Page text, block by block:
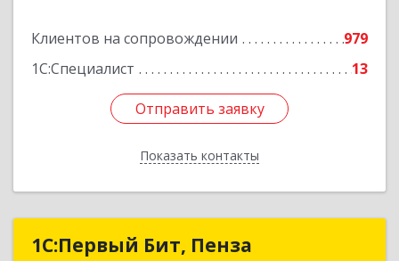
Клиентов на сопровождении
979
1С:Специалист
13
Отправить заявку
Показать контакты
Подробнее
Отправить заявку
Назад
1С:Первый Бит, Пенза1С:Первый Бит, Пенза